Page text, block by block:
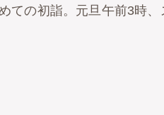
ての初詣。元旦午前3時